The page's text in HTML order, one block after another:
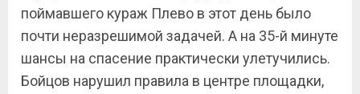
поймавшего кураж Плево в этот день было
почти неразрешимой задачей. А на 35-й минуте
шансы на спасение практически улетучились.
Бойцов нарушил правила в центре площадки,